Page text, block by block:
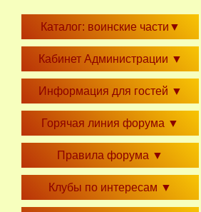
Каталог: воинские части ▼
Кабинет Администрации ▼
Информация для гостей ▼
Горячая линия форума ▼
Правила форума ▼
Клубы по интересам ▼